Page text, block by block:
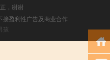
，谢谢
盈利性广告及商业合作
孩